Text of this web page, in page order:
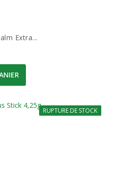
Extra...
-20%
RUPTURE DE STOCK